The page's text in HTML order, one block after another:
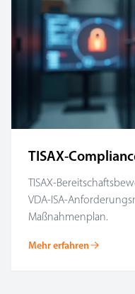
TISAX-
TISAX-
VDA-ISA-
Maßnahmenplan.
Mehr erfahren